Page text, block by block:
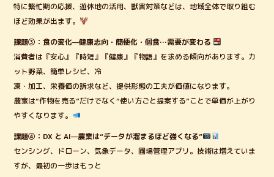
特に繁忙期の応援、遊休地の活用、獣害対策などは、地域全体で取り組む
ほど効果が出ます。
課題③：食の変化—健康志向・簡便化・個食…需要が変わる
消費者は『安心』『時短』『健康』『物語』を求める傾向があります。カ
ット野菜、簡単レシピ、冷
凍・加工、栄養価の訴求など、提供形態の工夫が価値になります。
農家は“作物を売る”だけでなく“使い方ごと提案する”ことで単価が上がり
やすくなります。
課題④：DX と AI—農業は“データが溜まるほど強くなる”
センシング、ドローン、気象データ、圃場管理アプリ。技術は増えていま
すが、最初の一歩はもっと